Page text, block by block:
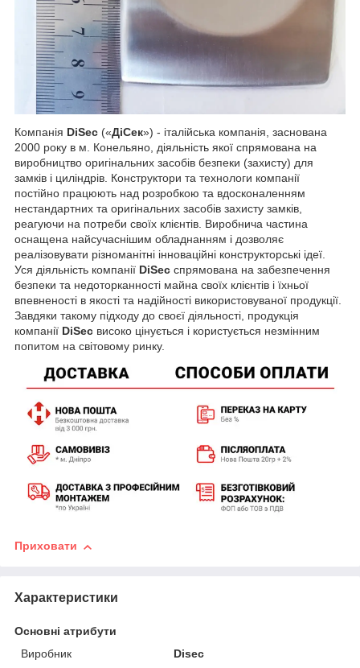
Компанія DiSec («ДіСек») - італійська компанія, заснована
2000 року в м. Конельяно, діяльність якої спрямована на
виробництво оригінальних засобів безпеки (захисту) для
замків і циліндрів. Конструктори та технологи компанії
постійно працюють над розробкою та вдосконаленням
нестандартних та оригінальних засобів захисту замків,
реагуючи на потреби своїх клієнтів. Виробнича частина
оснащена найсучаснішим обладнанням і дозволяє
реалізовувати різноманітні інноваційні конструкторські ідеї.
Уся діяльність компанії DiSec спрямована на забезпечення
безпеки та недоторканності майна своїх клієнтів і їхньої
впевненості в якості та надійності використовуваної продукції.
Завдяки такому підходу до своєї діяльності, продукція
компанії DiSec високо цінується і користується незмінним
попитом на світовому ринку.
Приховати
Характеристики
Основні атрибути
Виробник
Disec